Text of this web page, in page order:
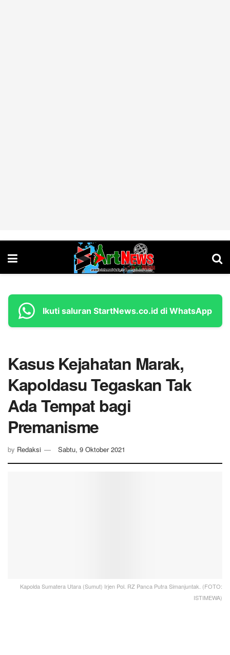
Ikuti saluran StartNews.co.id di WhatsApp
Kasus Kejahatan Marak,
Kapoldasu Tegaskan Tak
Ada Tempat bagi
Premanisme
by Redaksi Sabtu, 9 Oktober 2021
Kapolda Sumatera Utara (Sumut) Irjen Pol. RZ Panca Putra Simanjuntak. (FOTO:
ISTIMEWA)